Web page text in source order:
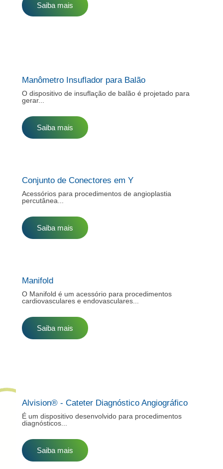
Saiba mais
Manômetro Insuflador para Balão
O dispositivo de insuflação de balão é projetado para
gerar...
Saiba mais
Conjunto de Conectores em Y
Acessórios para procedimentos de angioplastia
percutânea...
Saiba mais
Manifold
O Manifold é um acessório para procedimentos
cardiovasculares e endovasculares...
Saiba mais
Alvision® - Cateter Diagnóstico Angiográfico
É um dispositivo desenvolvido para procedimentos
diagnósticos...
Saiba mais